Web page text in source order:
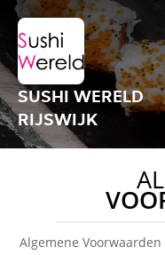
SUSHI WERELD
RIJSWIJK
Algemene